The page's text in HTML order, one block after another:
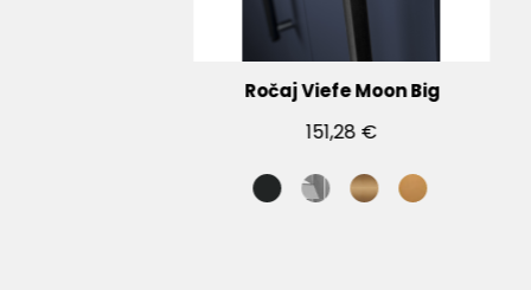
Ročaj Viefe Moon Big
151,28 €